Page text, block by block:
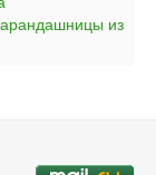
из